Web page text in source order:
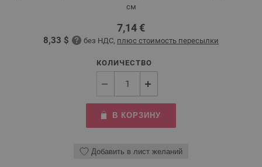
см
7,14 €
8,33 $ без НДС, плюс стоимость пересылки
КОЛИЧЕСТВО
В КОРЗИНУ
Добавить в лист желаний